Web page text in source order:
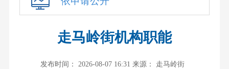
走马岭街机构职能
发布时间： 2026-08-07 16:31 来源： 走马岭街